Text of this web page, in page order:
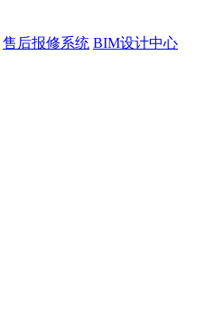
售后报修系统 BIM设计中心